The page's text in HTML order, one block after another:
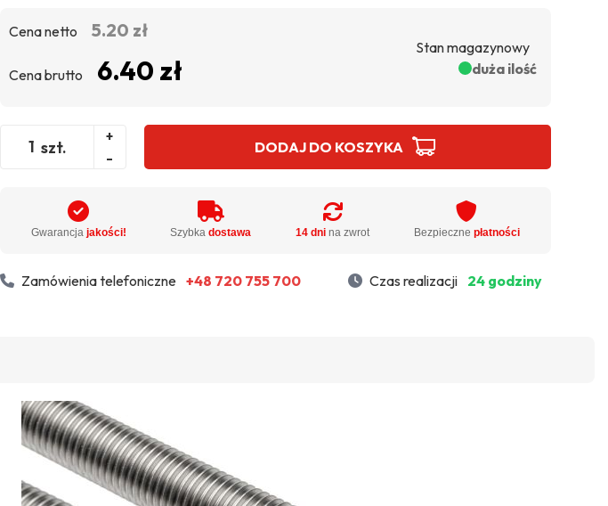
Cena netto 5.20 zł
Cena brutto 6.40 zł
Stan magazynowy
duża ilość
szt.
+
-
DODAJ DO KOSZYKA
Gwarancja jakości! Szybkadostawa 14 dni na zwrot Bezpieczne płatności
Zamówienia telefoniczne +48 720 755 700 Czas realizacji 24 godziny